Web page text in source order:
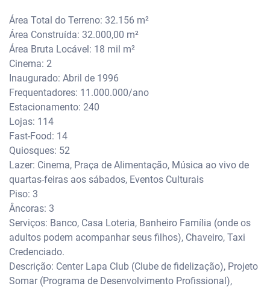
Área Total do Terreno: 32.156 m²
Área Construída: 32.000,00 m²
Área Bruta Locável: 18 mil m²
Cinema: 2
Inaugurado: Abril de 1996
Frequentadores: 11.000.000/ano
Estacionamento: 240
Lojas: 114
Fast-Food: 14
Quiosques: 52
Lazer: Cinema, Praça de Alimentação, Música ao vivo de
quartas-feiras aos sábados, Eventos Culturais
Piso: 3
Âncoras: 3
Serviços: Banco, Casa Loteria, Banheiro Família (onde os
adultos podem acompanhar seus filhos), Chaveiro, Taxi
Credenciado.
Descrição: Center Lapa Club (Clube de fidelização), Projeto
Somar (Programa de Desenvolvimento Profissional),